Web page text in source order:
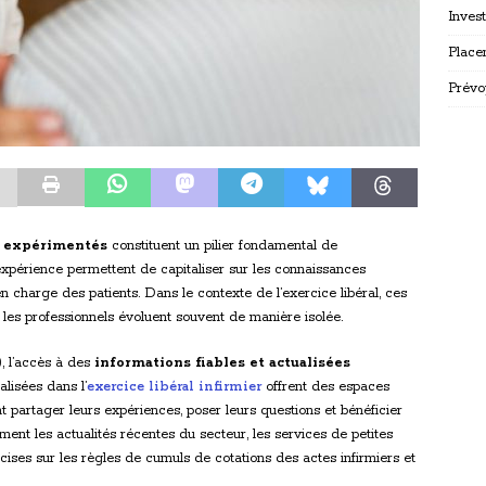
expérimentés constituent un pilier fondamental de
permettent de capitaliser sur les connaissances
charge des patients. Dans le contexte de l’exercice libéral, ces
professionnels évoluent souvent de manière isolée.
l’accès à des informations fiables et actualisées
dans l’exercice libéral infirmieroffrent des espaces
partager leurs expériences, poser leurs questions et bénéficier
les actualités récentes du secteur, les services de petites
sur les règles de cumuls de cotations des actes infirmiers et